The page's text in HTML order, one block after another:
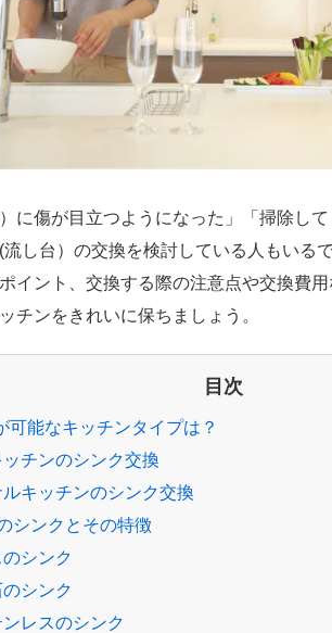
）に傷が目立つようになった」「掃除し
し台）の交換を検討している人もいる
ポイント、交換する際の注意点や交換費
チンをきれいに保ちましょう。
目次
可能なキッチンタイプは？
ッチンのシンク交換
ルキッチンのシンク交換
シンクとその特徴
のシンク
のシンク
ンレスのシンク